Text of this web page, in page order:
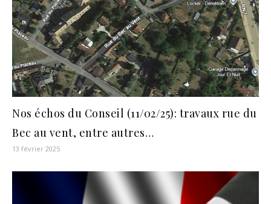
Nos échos du Conseil (11/02/25): travaux rue du
Bec au vent, entre autres…
13 février 2025